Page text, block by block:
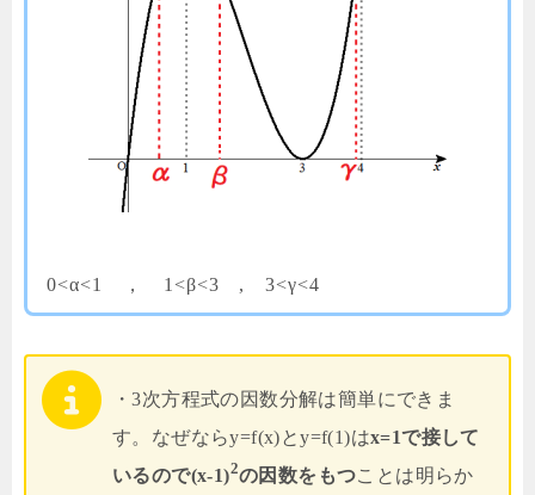
0<α<1 ， 1<β<3 , 3<γ<4
・3次方程式の因数分解は簡単にできま
す。なぜならy=f(x)とy=f(1)はx=1で接して
いるので(x-1)2の因数をもつことは明らか